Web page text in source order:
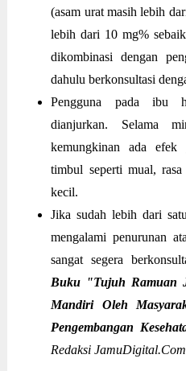
(asam urat masih lebih
lebih dari 10 mg%
dikombinasi dengan
dahulu berkonsultasi
Pengguna pada ibu
dianjurkan. Selama
kemungkinan ada
timbul seperti mual,
kecil.
Jika sudah lebih dari
mengalami penurunan
sangat segera
Buku "Tujuh Ramuan
Mandiri Oleh
Pengembangan
Redaksi JamuDigital.Com